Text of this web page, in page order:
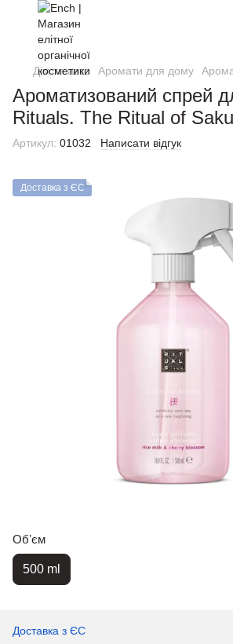
Дім та авто Аромати для дому
Ароматизований спрей
Rituals. The Ritual of
Артикул: 01032 Написати відгук
Доставка з ЄС
Обʼєм
500 ml
Доставка з ЄС